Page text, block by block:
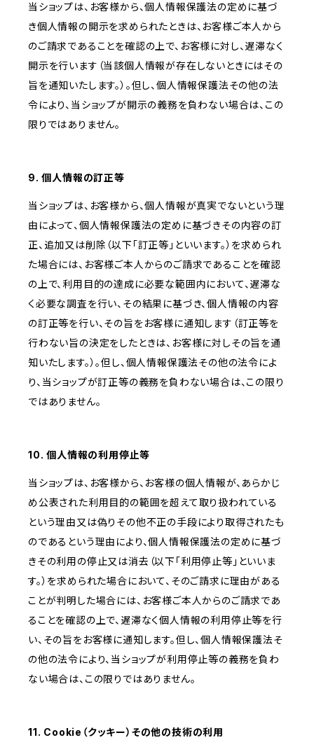
当ショップは、お客様から、個人情報保護法の定めに基づ
き個人情報の開示を求められたときは、お客様ご本人から
のご請求であることを確認の上で、お客様に対し、遅滞なく
開示を行います（当該個人情報が存在しないときにはその
旨を通知いたします。）。但し、個人情報保護法その他の法
令により、当ショップが開示の義務を負わない場合は、この
限りではありません。
9. 個人情報の訂正等
当ショップは、お客様から、個人情報が真実でないという理
由によって、個人情報保護法の定めに基づきその内容の訂
正、追加又は削除（以下「訂正等」といいます。）を求められ
た場合には、お客様ご本人からのご請求であることを確認
の上で、利用目的の達成に必要な範囲内において、遅滞な
く必要な調査を行い、その結果に基づき、個人情報の内容
の訂正等を行い、その旨をお客様に通知します（訂正等を
行わない旨の決定をしたときは、お客様に対しその旨を通
知いたします。）。但し、個人情報保護法その他の法令によ
り、当ショップが訂正等の義務を負わない場合は、この限り
ではありません。
10. 個人情報の利用停止等
当ショップは、お客様から、お客様の個人情報が、あらかじ
め公表された利用目的の範囲を超えて取り扱われている
という理由又は偽りその他不正の手段により取得されたも
のであるという理由により、個人情報保護法の定めに基づ
きその利用の停止又は消去（以下「利用停止等」といいま
す。）を求められた場合において、そのご請求に理由がある
ことが判明した場合には、お客様ご本人からのご請求であ
ることを確認の上で、遅滞なく個人情報の利用停止等を行
い、その旨をお客様に通知します。但し、個人情報保護法そ
の他の法令により、当ショップが利用停止等の義務を負わ
ない場合は、この限りではありません。
11. Cookie（クッキー）その他の技術の利用